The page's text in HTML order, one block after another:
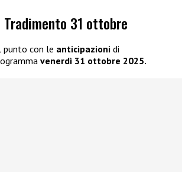
31 ottobre
punto con le anticipazioni di
venerdì 31 ottobre 2025.